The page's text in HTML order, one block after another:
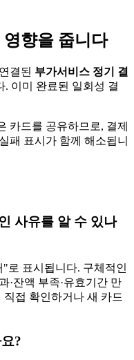
향을 줍니다
결된 부가서비스 정기 결
이미 완료된 일회성 결
카드를 공유하므로, 결제
패 표시가 함께 해소됩니
사유를 알 수 있나
로 표시됩니다. 구체적인
·잔액 부족·유효기간 만
접 확인하거나 새 카드
?